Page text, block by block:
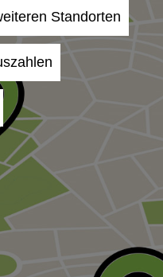
Standorten